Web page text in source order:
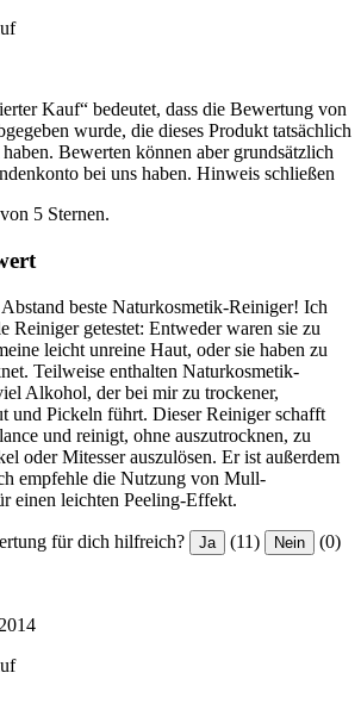
Kauf“ bedeutet, dass die Bewertung von
wurde, die dieses Produkt tatsächlich
Bewerten können aber grundsätzlich
bei uns haben. Hinweis schließen
5 Sternen.
beste Naturkosmetik-Reiniger! Ich
Reiniger getestet: Entweder waren sie zu
leicht unreine Haut, oder sie haben zu
Teilweise enthalten Naturkosmetik-
Alkohol, der bei mir zu trockener,
und Pickeln führt. Dieser Reiniger schafft
und reinigt, ohne auszutrocknen, zu
oder Mitesser auszulösen. Er ist außerdem
empfehle die Nutzung von Mull-
einen leichten Peeling-Effekt.
für dich hilfreich? Ja (11) Nein (0)